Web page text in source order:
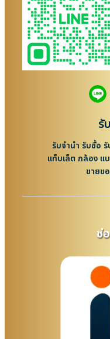
รั
รับจำนำ รับซื้อ
แท็บเล็ต กล้อง แ
ขายข
ช่